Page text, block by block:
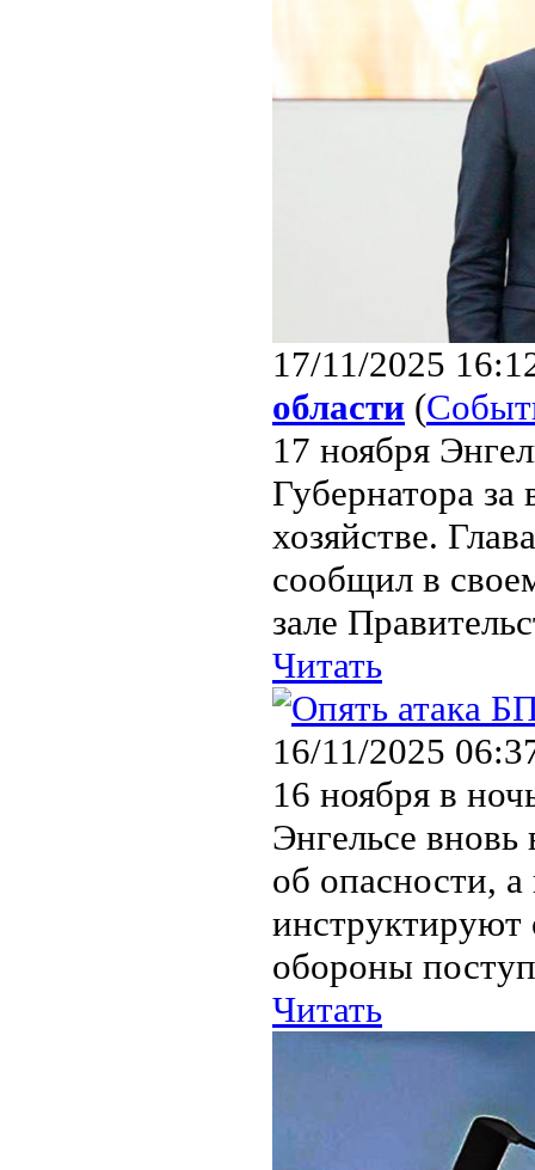
17/11/2025
области (
17 ноября
Губернатора
хозяйстве.
сообщил в
зале
Читать
16/11/2025
16 ноября в
Энгельсе
об опасности,
обороны
Читать